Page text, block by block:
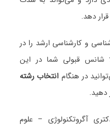
دهد.
و کارشناسی ارشد را در
شانس قبولی شما در این
در هنگام انتخاب رشته
دهید.
آگروتکنولوژی – علوم